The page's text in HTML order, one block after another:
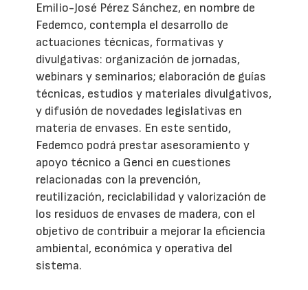
Emilio-José Pérez Sánchez, en nombre de
Fedemco, contempla el desarrollo de
actuaciones técnicas, formativas y
divulgativas: organización de jornadas,
webinars y seminarios; elaboración de guías
técnicas, estudios y materiales divulgativos,
y difusión de novedades legislativas en
materia de envases. En este sentido,
Fedemco podrá prestar asesoramiento y
apoyo técnico a Genci en cuestiones
relacionadas con la prevención,
reutilización, reciclabilidad y valorización de
los residuos de envases de madera, con el
objetivo de contribuir a mejorar la eficiencia
ambiental, económica y operativa del
sistema.